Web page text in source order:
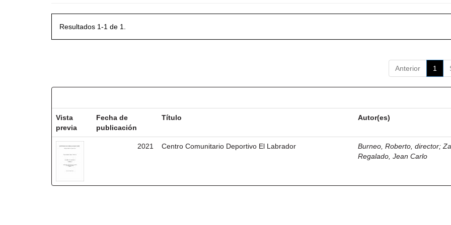
Resultados 1-1 de 1.
Anterior 1
Vista
previa
Fecha de
publicación
Título Autor(es)
2021 Centro Comunitario Deportivo El Labrador Burneo, Roberto, director;
Regalado, Jean Carlo